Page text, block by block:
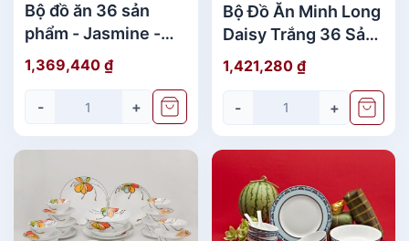
C
h
V
à
n
g
á
Bộ đồ ăn 36 sản
phẩm - Jasmine -
Trắng
1,369,440 ₫
- +
Bộ Đồ Ăn Minh Long
Daisy Trắng 36 Sản
Phẩm Cao Cấp
1,421,280 ₫
- +